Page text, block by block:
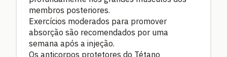
membros posteriores.
Exercícios moderados para promover
absorção são recomendados por uma
semana após a injeção.
Os anticorpos protetores do Tétano